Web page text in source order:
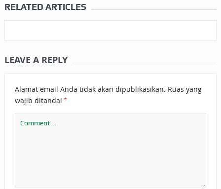
RELATED ARTICLES
LEAVE A REPLY
Alamat email Anda tidak akan dipublikasikan. Ruas yang
wajib ditandai *